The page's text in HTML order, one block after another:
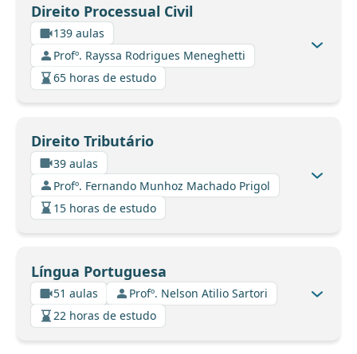
Direito Processual Civil
139 aulas
Profº. Rayssa Rodrigues Meneghetti
65 horas de estudo
Direito Tributário
39 aulas
Profº. Fernando Munhoz Machado Prigol
15 horas de estudo
Língua Portuguesa
51 aulas
Profº. Nelson Atilio Sartori
22 horas de estudo